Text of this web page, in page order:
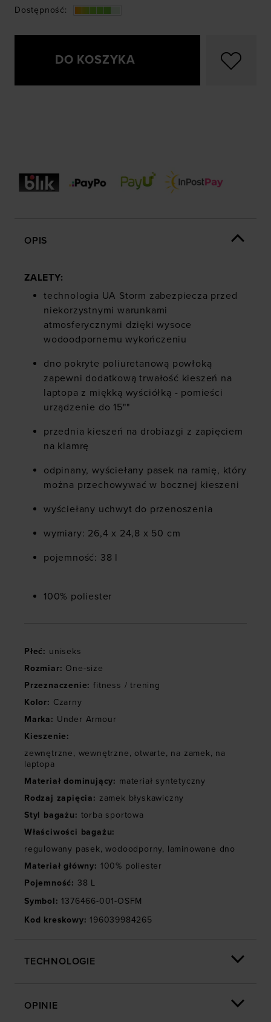
Dostępność:
DO KOSZYKA
OPIS
ZALETY:
technologia UA Storm zabezpiecza przed
niekorzystnymi warunkami
atmosferycznymi dzięki wysoce
wodoodpornemu wykończeniu
dno pokryte poliuretanową powłoką
zapewni dodatkową trwałość kieszeń na
laptopa z miękką wyściółką - pomieści
urządzenie do 15""
przednia kieszeń na drobiazgi z zapięciem
na klamrę
odpinany, wyściełany pasek na ramię, który
można przechowywać w bocznej kieszeni
wyściełany uchwyt do przenoszenia
wymiary: 26,4 x 24,8 x 50 cm
pojemność: 38 l
100% poliester
Płeć: uniseks
Rozmiar: One-size
Przeznaczenie: fitness / trening
Kolor: Czarny
Marka: Under Armour
Kieszenie:
zewnętrzne, wewnętrzne, otwarte, na zamek, na
laptopa
Materiał dominujący: materiał syntetyczny
Rodzaj zapięcia: zamek błyskawiczny
Styl bagażu: torba sportowa
Właściwości bagażu:
regulowany pasek, wodoodporny, laminowane dno
Materiał główny: 100% poliester
Pojemność: 38 L
Symbol: 1376466-001-OSFM
Kod kreskowy: 196039984265
TECHNOLOGIE
OPINIE